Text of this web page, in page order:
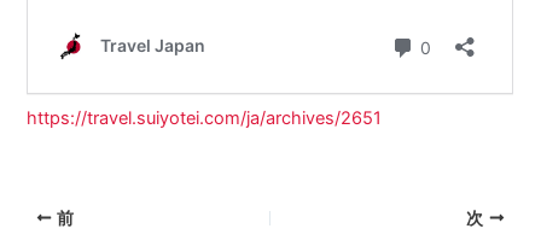
https://travel.suiyotei.com/ja/archives/2651
前 次